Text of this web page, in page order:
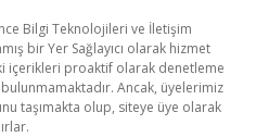
Bilgi Teknolojileri ve İletişim
bir Yer Sağlayıcı olarak hizmet
içerikleri proaktif olarak denetleme
Ancak, üyelerimiz
taşımakta olup, siteye üye olarak